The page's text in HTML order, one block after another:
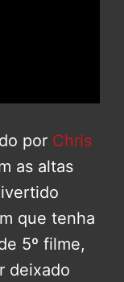
por Chris
as altas
que tenha
5º filme,
deixado